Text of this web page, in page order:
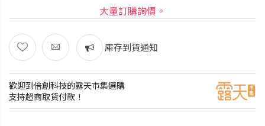
大量訂購詢價。
庫存到貨通知
歡迎到倍創科技的露天市集選購
支持超商取貨付款！